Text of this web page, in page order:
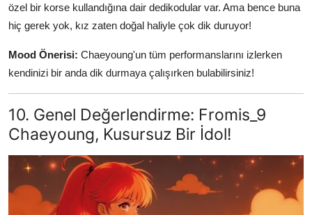
özel bir korse kullandığına dair dedikodular var. Ama bence buna
hiç gerek yok, kız zaten doğal haliyle çok dik duruyor!
Mood Önerisi: Chaeyoung'un tüm performanslarını izlerken
kendinizi bir anda dik durmaya çalışırken bulabilirsiniz!
10. Genel Değerlendirme: Fromis_9
Chaeyoung, Kusursuz Bir İdol!